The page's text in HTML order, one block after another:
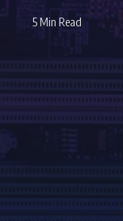
5 Min Read